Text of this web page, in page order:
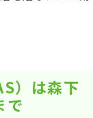
）は森下
で